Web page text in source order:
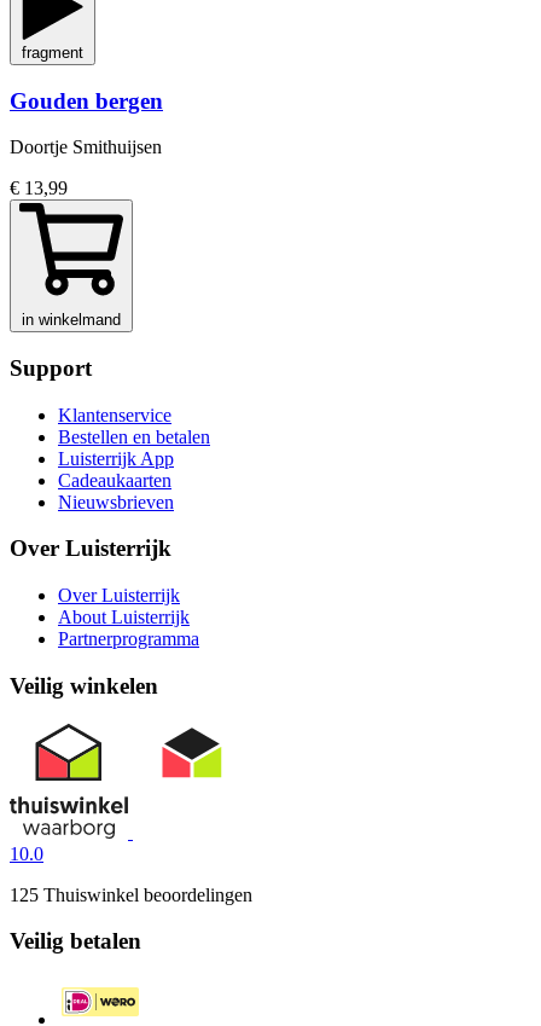
fragment
Gouden bergen
Doortje Smithuijsen
€ 13,99
in winkelmand
Support
Klantenservice
Bestellen en betalen
Luisterrijk App
Cadeaukaarten
Nieuwsbrieven
Over Luisterrijk
Over Luisterrijk
About Luisterrijk
Partnerprogramma
Veilig winkelen
10.0
125 Thuiswinkel beoordelingen
Veilig betalen